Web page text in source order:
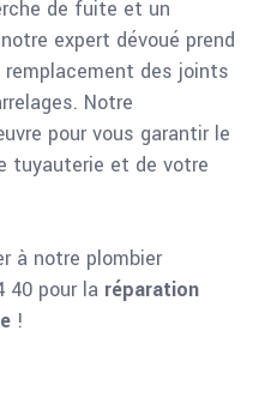
de fuite et un
expert dévoué prend
des joints
Notre
pour vous garantir le
tuyauterie et de votre
à notre plombier
40 pour la réparation
!